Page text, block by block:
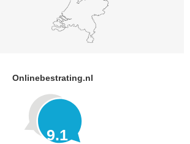
Onlinebestrating.nl
9.1